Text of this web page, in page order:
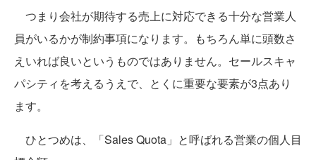
つまり会社が期待する売上に対応できる十分な営業人
員がいるかが制約事項になります。もちろん単に頭数さ
えいれば良いというものではありません。セールスキャ
パシティを考えるうえで、とくに重要な要素が3点あり
ます。
ひとつめは、「Sales Quota」と呼ばれる営業の個人目